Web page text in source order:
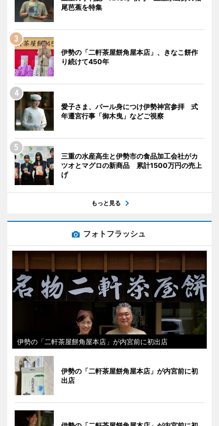
尾芭蕉を特集
伊勢の「二軒茶屋餅角屋本店」、きなこ餅作
り続けて450年
愛子さま、パール身につけ伊勢神宮参拝 式
年遷宮行事「御木曳」などご視察
三重の水産高生と伊勢市の食品加工会社がカ
ツオとマグロの新商品 累計1500万円の売上
げ
もっと見る
フォトフラッシュ
伊勢の「二軒茶屋餅角屋本店」が内宮前に初出店
伊勢の「二軒茶屋餅角屋本店」が内宮前に初
出店